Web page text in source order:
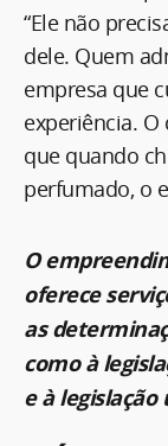
“Ele não
dele. Quem
empresa que
experiência.
que quando
perfumado, o
O
oferece
as
como à
e à